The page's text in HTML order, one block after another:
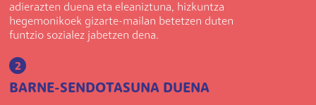
adierazten duena eta eleaniztuna, hizkuntza
hegemonikoek gizarte-mailan betetzen duten
funtzio sozialez jabetzen dena.
2
BARNE-SENDOTASUNA DUENA